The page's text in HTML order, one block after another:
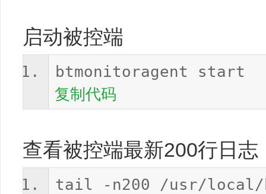
启动被控端
btmonitoragent start
复制代码
查看被控端最新200行日志
tail -n200 /usr/local/